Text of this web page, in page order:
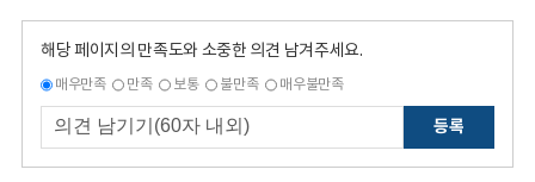
해당 페이지의 만족도와 소중한 의견 남겨주세요.
매우만족 만족 보통 불만족 매우불만족
등록